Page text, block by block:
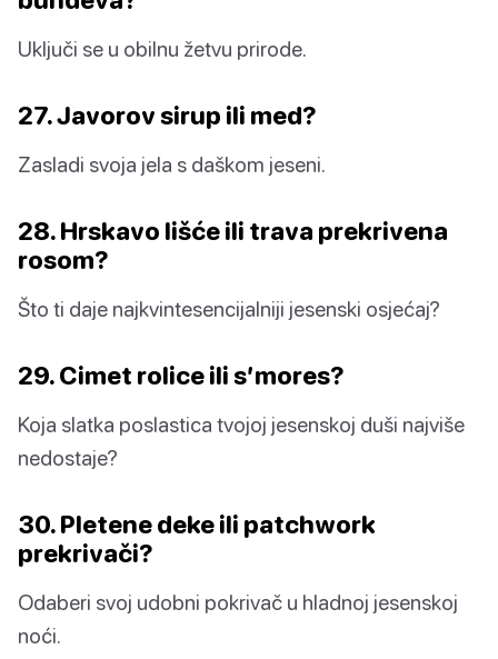
Uključi se u obilnu žetvu prirode.
27. Javorov sirup ili med?
Zasladi svoja jela s daškom jeseni.
28. Hrskavo lišće ili trava prekrivena
rosom?
Što ti daje najkvintesencijalniji jesenski osjećaj?
29. Cimet rolice ili s’mores?
Koja slatka poslastica tvojoj jesenskoj duši najviše
nedostaje?
30. Pletene deke ili patchwork
prekrivači?
Odaberi svoj udobni pokrivač u hladnoj jesenskoj
noći.